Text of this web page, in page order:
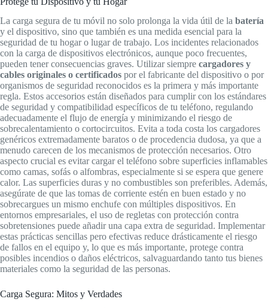
La carga segura de tu móvil no solo prolonga la vida útil de la batería
y el dispositivo, sino que también es una medida esencial para la
seguridad de tu hogar o lugar de trabajo. Los incidentes relacionados
con la carga de dispositivos electrónicos, aunque poco frecuentes,
pueden tener consecuencias graves. Utilizar siempre cargadores y
cables originales o certificados por el fabricante del dispositivo o por
organismos de seguridad reconocidos es la primera y más importante
regla. Estos accesorios están diseñados para cumplir con los estándares
de seguridad y compatibilidad específicos de tu teléfono, regulando
adecuadamente el flujo de energía y minimizando el riesgo de
sobrecalentamiento o cortocircuitos. Evita a toda costa los cargadores
genéricos extremadamente baratos o de procedencia dudosa, ya que a
menudo carecen de los mecanismos de protección necesarios. Otro
aspecto crucial es evitar cargar el teléfono sobre superficies inflamables
como camas, sofás o alfombras, especialmente si se espera que genere
calor. Las superficies duras y no combustibles son preferibles. Además,
asegúrate de que las tomas de corriente estén en buen estado y no
sobrecargues un mismo enchufe con múltiples dispositivos. En
entornos empresariales, el uso de regletas con protección contra
sobretensiones puede añadir una capa extra de seguridad. Implementar
estas prácticas sencillas pero efectivas reduce drásticamente el riesgo
de fallos en el equipo y, lo que es más importante, protege contra
posibles incendios o daños eléctricos, salvaguardando tanto tus bienes
materiales como la seguridad de las personas.
Carga Segura: Mitos y Verdades